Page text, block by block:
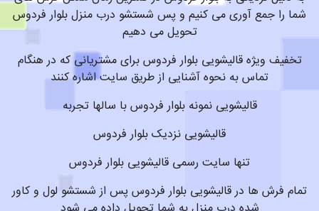
شما را جمع آوری می کنیم و پس شستشو درب منزل بلوار فردوس
تحویل می دهیم
تخفیف ویژه قالیشویی بلوار فردوس برای مشتریانی که در هنگام
تماس به نحوه آشنایی از طریق سایت اشاره کنند
قالیشویی نمونه بلوار فردوس با سالها تجربه
قالیشویی نزدیک بلوار فردوس
تنها سایت رسمی قالیشویی بلوار فردوس
تمام فرش ها در قالیشویی بلوار فردوس پس از شستشو لول و کاور